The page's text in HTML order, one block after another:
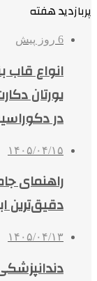
پربازدید هفته
6 روز پیش
انواع قاب
یورتان
در
۱۴۰۵/۰۴/۱۵
راهنمای
دقیق‌ترین
۱۴۰۵/۰۴/۱۳